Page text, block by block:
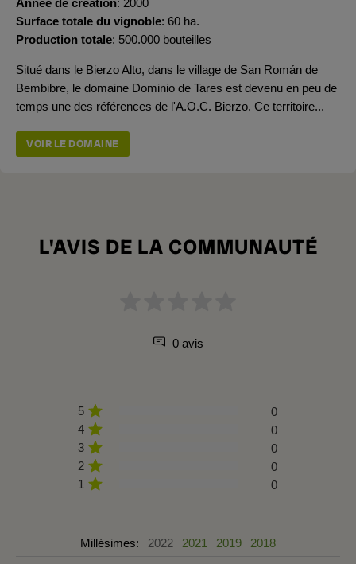
Surface totale du vignoble 60 ha.
Production totale 500.000 bouteilles
Situé dans le Bierzo Alto, dans le village de San Román de
Bembibre, le domaine Dominio de Tares est devenu en peu de
temps une des références de l'A.O.C. Bierzo. Ce territoire...
VOIR LE DOMAINE
L'AVIS DE LA COMMUNAUTÉ
0 avis
5
0
4
0
3
0
2
0
1
0
Millésimes: 2022 2021 2019 2018